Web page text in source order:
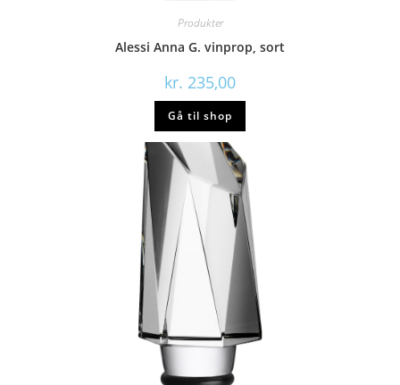
Produkter
Alessi Anna G. vinprop, sort
kr. 235,00
Gå til shop